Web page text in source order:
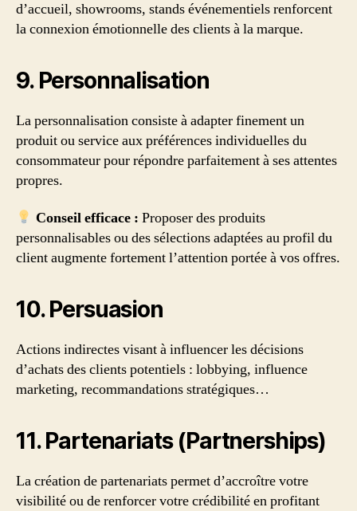
d’accueil, showrooms, stands événementiels renforcent
la connexion émotionnelle des clients à la marque.
9. Personnalisation
La personnalisation consiste à adapter finement un
produit ou service aux préférences individuelles du
consommateur pour répondre parfaitement à ses attentes
propres.
Conseil efficace : Proposer des produits
personnalisables ou des sélections adaptées au profil du
client augmente fortement l’attention portée à vos offres.
10. Persuasion
Actions indirectes visant à influencer les décisions
d’achats des clients potentiels : lobbying, influence
marketing, recommandations stratégiques…
11. Partenariats (Partnerships)
La création de partenariats permet d’accroître votre
visibilité ou de renforcer votre crédibilité en profitant